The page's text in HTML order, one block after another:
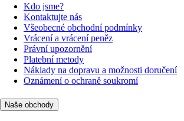
Kdo jsme?
Kontaktujte nás
Všeobecné obchodní podmínky
Vrácení a vrácení peněz
Právní upozornění
Platební metody
Náklady na dopravu a možnosti doručení
Oznámení o ochraně soukromí
Naše obchody